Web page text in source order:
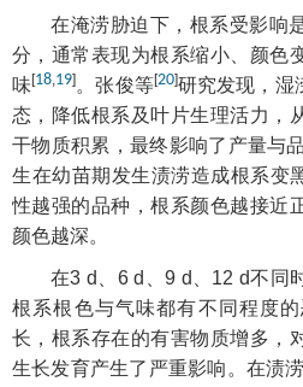
在淹涝胁迫下，根系受影响
分，通常表现为根系缩小、颜色
味[18,19]。张俊等[20]研究发现，湿
态，降低根系及叶片生理活力，
干物质积累，最终影响了产量与
生在幼苗期发生渍涝造成根系变
性越强的品种，根系颜色越接近
颜色越深。
在3 d、6 d、9 d、12 d不同
根系根色与气味都有不同程度
长，根系存在的有害物质增多，
生长发育产生了严重影响。在渍